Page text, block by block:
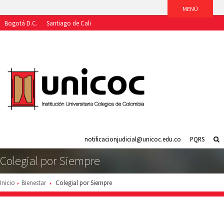
Bogotá D.C.
Santiago de Cali
PQRS
notificacionjudicial@unicoc.edu.co
Colegial por Siempre
Inicio Bienestar Colegial por Siempre